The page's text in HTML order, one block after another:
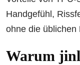
Handgefühl,
ohne die üblichen
Warum